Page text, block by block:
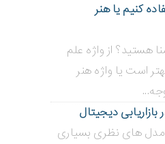
کنیم یا هنر
هستید؟ از واژه علم
است یا واژه هنر
مدل های نظری بسیاری